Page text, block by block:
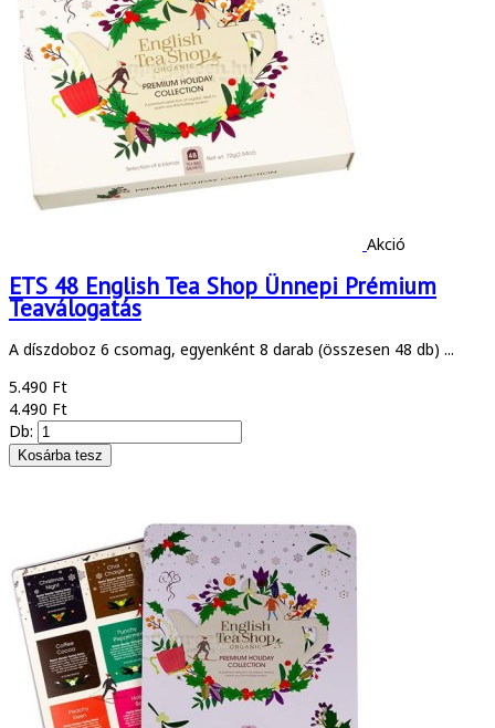
Akció
ETS 48 English Tea Shop Ünnepi Prémium
Teaválogatás
A díszdoboz 6 csomag, egyenként 8 darab (összesen 48 db) ...
5.490 Ft
4.490 Ft
Db: